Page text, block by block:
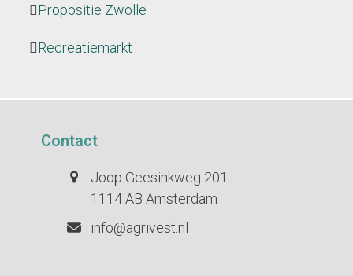
Propositie Zwolle
Recreatiemarkt
Contact
Joop Geesinkweg 201
1114 AB Amsterdam
info@agrivest.nl